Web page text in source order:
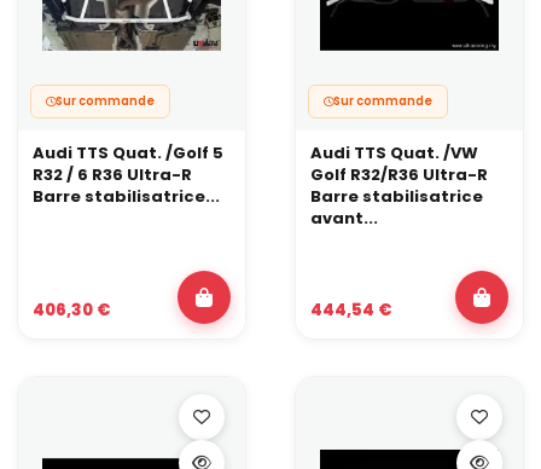
Sur commande
Audi TTS Quat. /Golf 5
R32 / 6 R36 Ultra-R
Barre stabilisatrice...
406,30 €
Sur commande
Audi TTS Quat. /VW
Golf R32/R36 Ultra-R
Barre stabilisatrice
avant...
444,54 €